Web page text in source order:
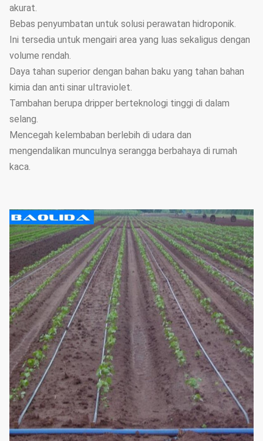
akurat.
Bebas penyumbatan untuk solusi perawatan hidroponik.
Ini tersedia untuk mengairi area yang luas sekaligus dengan
volume rendah.
Daya tahan superior dengan bahan baku yang tahan bahan
kimia dan anti sinar ultraviolet.
Tambahan berupa dripper berteknologi tinggi di dalam
selang.
Mencegah kelembaban berlebih di udara dan
mengendalikan munculnya serangga berbahaya di rumah
kaca.